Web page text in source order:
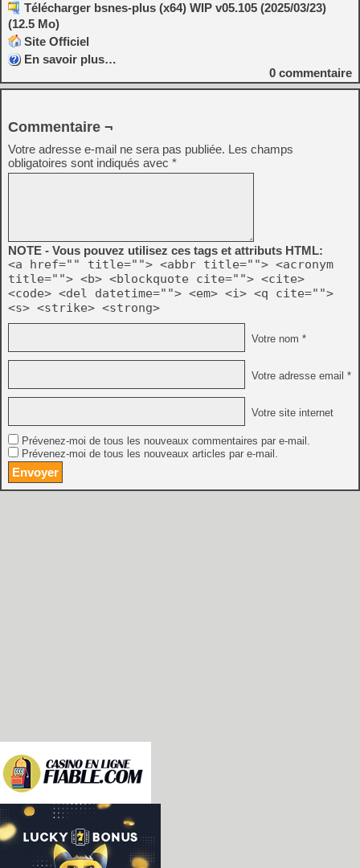
Télécharger bsnes-plus (x64) WIP v05.105 (2025/03/23)
(12.5 Mo)
Site Officiel
En savoir plus…
0 commentaire
Commentaire ¬
Votre adresse e-mail ne sera pas publiée. Les champs
obligatoires sont indiqués avec *
NOTE - Vous pouvez utilisez ces tags et attributs HTML:
<a href="" title=""> <abbr title=""> <acronym
title=""> <b> <blockquote cite=""> <cite>
<code> <del datetime=""> <em> <i> <q cite="">
<s> <strike> <strong>
Votre nom *
Votre adresse email *
Votre site internet
Prévenez-moi de tous les nouveaux commentaires par e-mail.
Prévenez-moi de tous les nouveaux articles par e-mail.